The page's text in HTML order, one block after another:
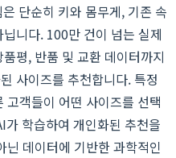
단순히 키와 몸무게, 기존 속
니다. 100만 건이 넘는 실제
평, 반품 및 교환 데이터까지
사이즈를 추천합니다. 특정
객들이 어떤 사이즈를 선택
학습하여 개인화된 추천을
데이터에 기반한 과학적인